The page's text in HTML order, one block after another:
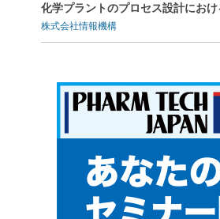
化学プラントのプロセス設計にお
株式会社情報機構